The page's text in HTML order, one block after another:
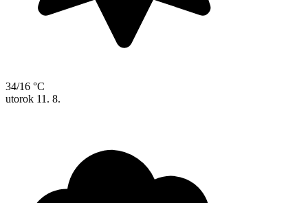
34/16 °C
utorok 11. 8.